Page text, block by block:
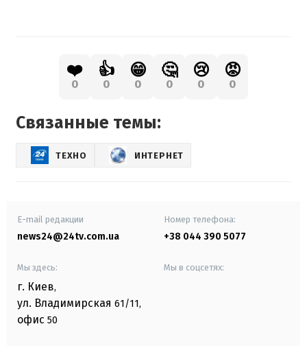
❤️
0
👍
0
😁
0
🤔
0
😢
0
😡
0
Связанные темы:
ТЕХНО ИНТЕРНЕТ
E-mail редакции
news24@24tv.com.ua
Номер телефона:
+38 044 390 5077
Мы здесь:
г. Киев,
ул. Владимирская 61/11,
офис 50
Мы в соцсетях: